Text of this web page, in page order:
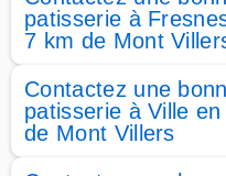
patisserie à
7 km de Mont
Contactez une
patisserie à Ville
de Mont Villers